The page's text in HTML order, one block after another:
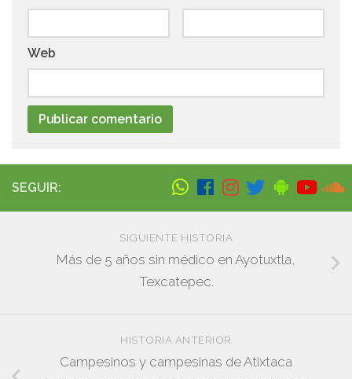
Web
SEGUIR:
SIGUIENTE HISTORIA
Más de 5 años sin médico en Ayotuxtla,
Texcatepec.
HISTORIA ANTERIOR
Campesinos y campesinas de Atixtaca